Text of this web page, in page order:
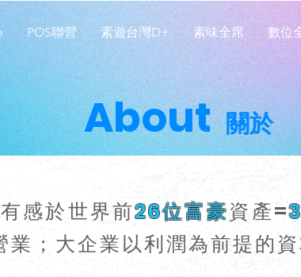
POS聯營 素遊台灣D+ 素味全席 數位
About 關於
感於世界前26位富豪資產=
；大企業以利潤為前提的